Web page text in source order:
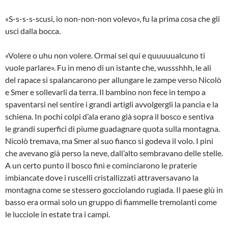
«S-s-s-s-scusi, io non-non-non volevo», fu la prima cosa che gli
uscì dalla bocca.
«Volere o uhu non volere. Ormai sei qui e quuuuualcuno ti
vuole parlare». Fu in meno di un istante che, wussshhh, le ali
del rapace si spalancarono per allungare le zampe verso Nicolò
e Smer e sollevarli da terra. Il bambino non fece in tempo a
spaventarsi nel sentire i grandi artigli avvolgergli la pancia e la
schiena. In pochi colpi d’ala erano già sopra il bosco e sentiva
le grandi superfici di piume guadagnare quota sulla montagna.
Nicolò tremava, ma Smer al suo fianco si godeva il volo. I pini
che avevano già perso la neve, dall’alto sembravano delle stelle.
A un certo punto il bosco finì e cominciarono le praterie
imbiancate dove i ruscelli cristallizzati attraversavano la
montagna come se stessero gocciolando rugiada. Il paese giù in
basso era ormai solo un gruppo di fiammelle tremolanti come
le lucciole in estate tra i campi.